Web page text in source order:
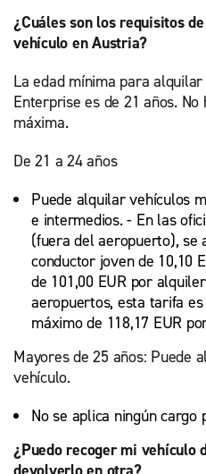
¿Cuáles son los requisitos
vehículo en Austria?
La edad mínima para
Enterprise es de 21 años.
máxima.
De 21 a 24 años
Puede alquilar vehículos
e intermedios. - En las
(fuera del aeropuerto), se
conductor joven de 10,10
de 101,00 EUR por
aeropuertos, esta tarifa
máximo de 118,17 EUR
Mayores de 25 años: Puede
vehículo.
No se aplica ningún cargo
¿Puedo recoger mi vehículo